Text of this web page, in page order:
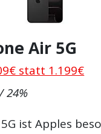
Air 5G
statt 1.199€
24%
ist Apples